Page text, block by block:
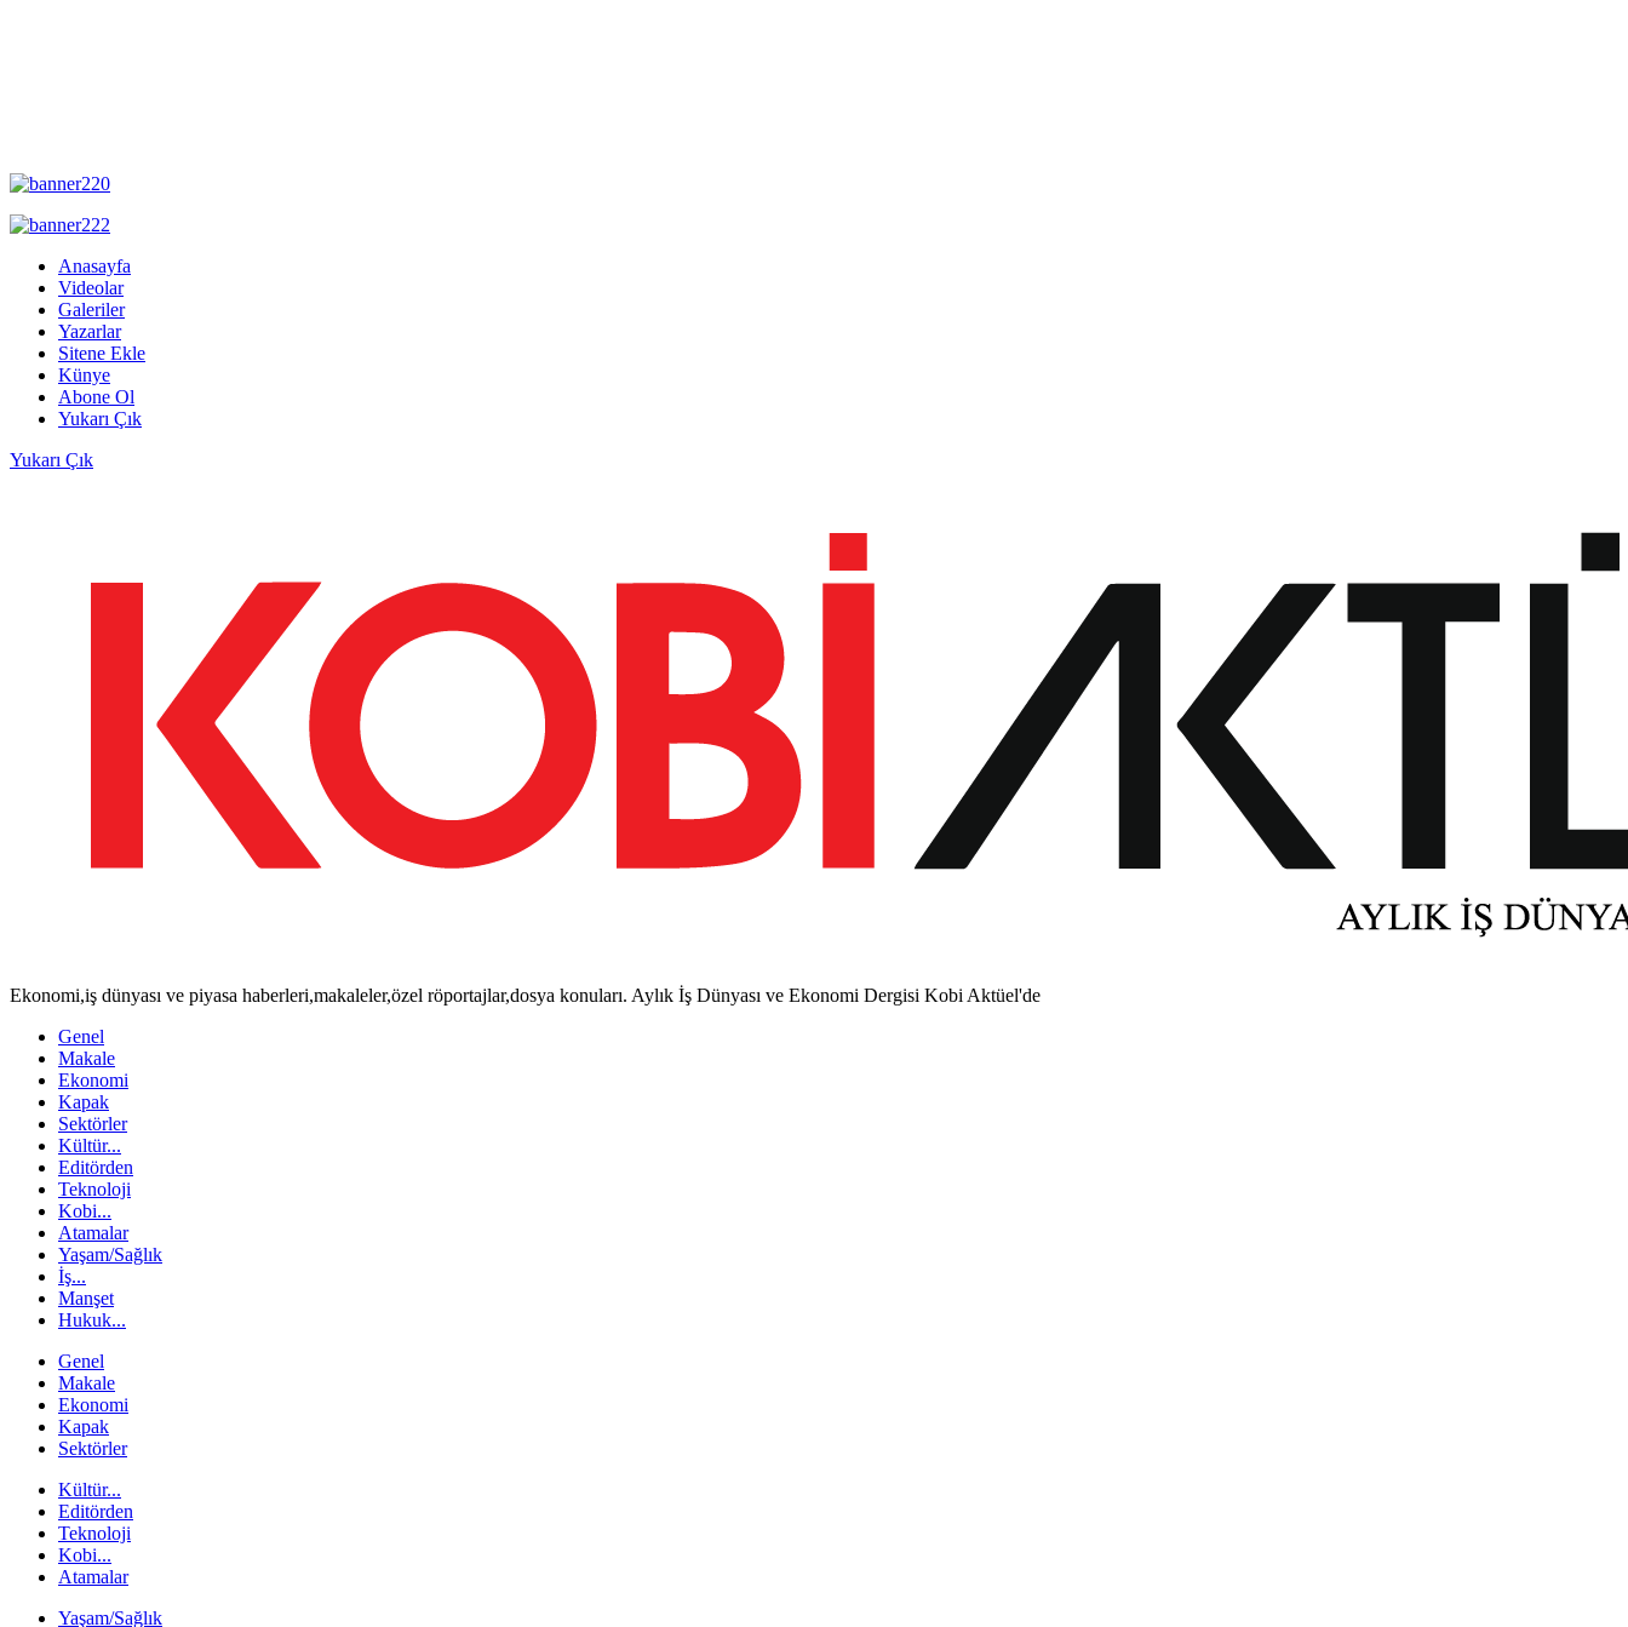
Anasayfa
Videolar
Galeriler
Yazarlar
Sitene Ekle
Künye
Abone Ol
Yukarı Çık
Yukarı Çık
Ekonomi,iş dünyası ve piyasa haberleri,makaleler,özel röportajlar,dosya konuları. Aylık İş Dünyası ve Ekonomi Dergisi Kobi Aktüel'de
Genel
Makale
Ekonomi
Kapak
Sektörler
Kültür...
Editörden
Teknoloji
Kobi...
Atamalar
Yaşam/Sağlık
İş...
Manşet
Hukuk...
Genel
Makale
Ekonomi
Kapak
Sektörler
Kültür...
Editörden
Teknoloji
Kobi...
Atamalar
Yaşam/Sağlık